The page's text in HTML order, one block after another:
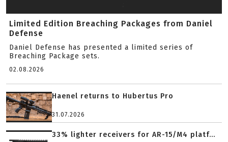
Limited Edition Breaching Packages from Daniel
Defense
Daniel Defense has presented a limited series of
Breaching Package sets.
02.08.2026
Haenel returns to Hubertus Pro
31.07.2026
33% lighter receivers for AR-15/M4 platf...